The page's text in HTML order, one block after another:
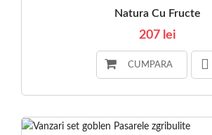
Natura Cu Fructe
207 lei
CUMPARA